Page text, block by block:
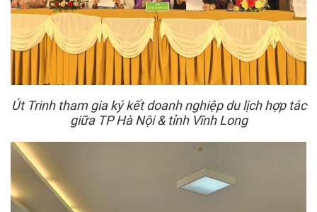
Út Trinh tham gia ký kết doanh nghiệp du lịch hợp tác
giữa TP Hà Nội & tỉnh Vĩnh Long